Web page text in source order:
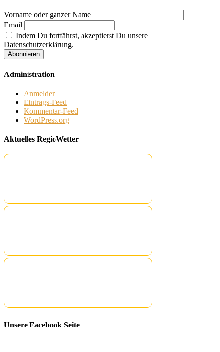
Vorname oder ganzer Name
Email
Indem Du fortfährst, akzeptierst Du unsere
Datenschutzerklärung.
Administration
Anmelden
Eintrags-Feed
Kommentar-Feed
WordPress.org
Aktuelles RegioWetter
Unsere Facebook Seite